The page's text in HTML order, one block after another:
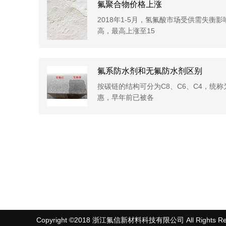
氟聚合物价格上涨
2018年1-5月，氢氟酸市场受供需失衡
高，最高上涨至15
氟系防水剂和无氟防水剂区别
按碳链的结构可分为C8、C6、C4，统
惠，早年前已被各
Copyright ©2018 浙江氟信新材料科技有限公司 All Rights